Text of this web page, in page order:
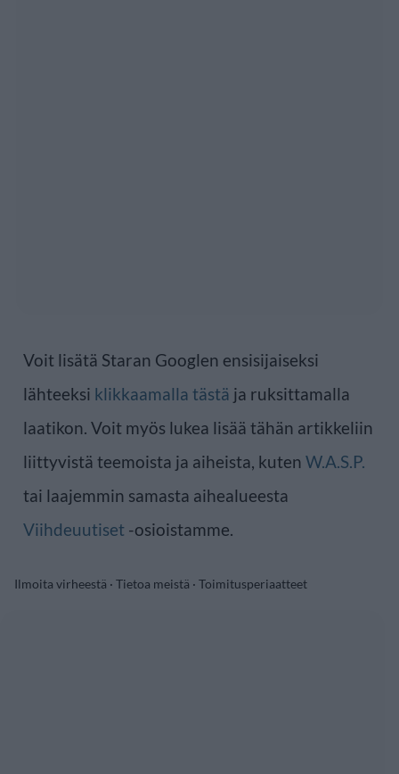
Voit lisätä Staran Googlen ensisijaiseksi
lähteeksi klikkaamalla tästä ja ruksittamalla
laatikon. Voit myös lukea lisää tähän artikkeliin
liittyvistä teemoista ja aiheista, kuten W.A.S.P.
tai laajemmin samasta aihealueesta
Viihdeuutiset -osioistamme.
Ilmoita virheestä · Tietoa meistä · Toimitusperiaatteet